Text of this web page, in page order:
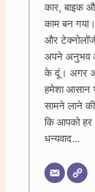
कार, बाइक
काम बन
और
अपने अनुभव
के दूं। अगर
हमेशा आसान
सामने लाने
कि आपको हर
धन्यवाद...